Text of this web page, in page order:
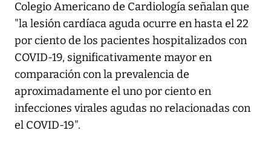
Colegio Americano de Cardiología señalan que
"la lesión cardíaca aguda ocurre en hasta el 22
por ciento de los pacientes hospitalizados con
COVID-19, significativamente mayor en
comparación con la prevalencia de
aproximadamente el uno por ciento en
infecciones virales agudas no relacionadas con
el COVID-19".